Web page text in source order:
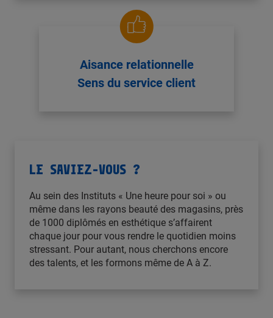
Aisance relationnelle
Sens du service client
LE SAVIEZ-VOUS ?
Au sein des Instituts « Une heure pour soi » ou
même dans les rayons beauté des magasins, près
de 1000 diplômés en esthétique s’affairent
chaque jour pour vous rendre le quotidien moins
stressant. Pour autant, nous cherchons encore
des talents, et les formons même de A à Z.